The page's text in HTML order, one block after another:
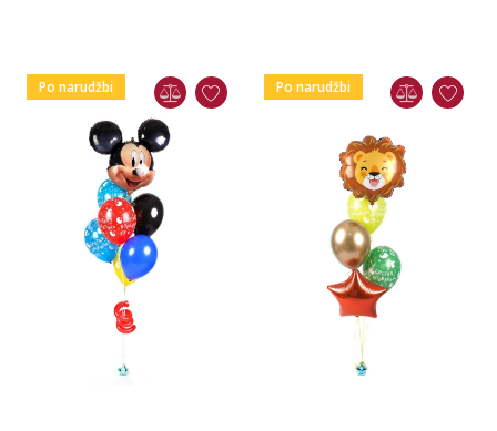
Po narudžbi Po narudžbi